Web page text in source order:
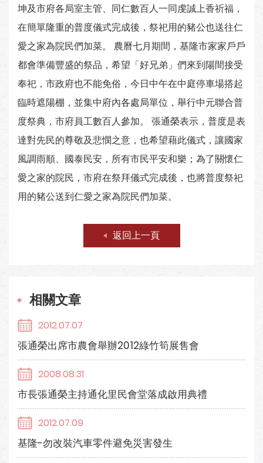
坤及市府各局室主管、同仁數百人一同虔誠上香祈福，
在簡單隆重的普度儀式完成後，祭祀用的豬公也送往仁
愛之家為院民們加菜。 農曆七月期間，基隆市家家戶戶
都會準備豐盛的祭品，希望「好兄弟」們來到陽間接受
奉祀，市政府也不能免俗，今日中午在中庭停車場搭起
臨時遮陽棚，並集中府內各處局單位，舉行中元聯合普
度祭典，市府員工數百人參加。 張通榮表示，普度是表
達對先民的尊敬及悲憫之意，也希望藉此儀式，讓國家
風調雨順、國泰民安，所有市民平安和樂；為了關懷仁
愛之家的院民，市府在祭拜儀式完成後，也將普度祭祀
用的豬公送到仁愛之家為院民們加菜。
返回上一頁
相關文章
2012.07.07
張通榮出席市農會舉辦2012綠竹筍展售會
2008.08.31
市長張通榮主持通化里民會堂落成啟用典禮
2012.07.09
基隆-勿改裝汽車零件避免災害發生